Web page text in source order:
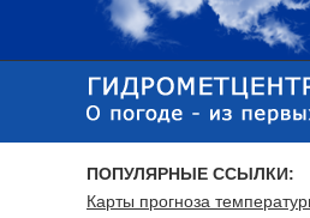
ПОПУЛЯРНЫЕ ССЫЛКИ:
Карты прогноза